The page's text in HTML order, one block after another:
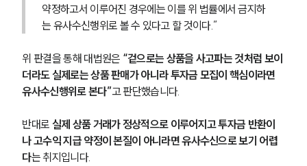
약정하고서 이루어진 경우에는 이를 위 법률에서 금지하
는 유사수신행위로 볼 수 있다고 할 것이다.”
위 판결을 통해 대법원은 “겉으로는 상품을 사고파는 것처럼 보이
더라도 실제로는 상품 판매가 아니라 투자금 모집이 핵심이라면
유사수신행위로 본다”고 판단했습니다.
반대로 실제 상품 거래가 정상적으로 이루어지고 투자금 반환이
나 고수익 지급 약정이 본질이 아니라면 유사수신으로 보기 어렵
다는 취지입니다.